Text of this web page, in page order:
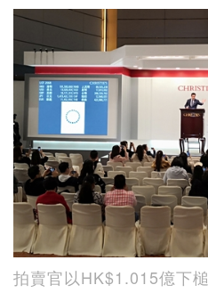
拍賣官以HK$1.015億下槌